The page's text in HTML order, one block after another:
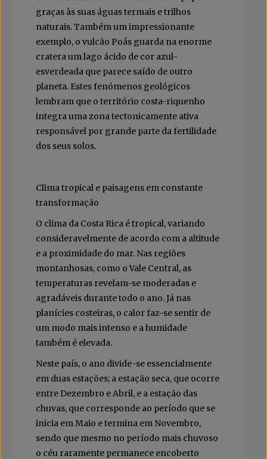
graças às suas águas termais e trilhos
naturais. Também um impressionante
exemplo, o vulcão Poás guarda na enorme
cratera um lago ácido de cor azul-
esverdeada que parece saído de outro
planeta. Estes fenómenos geológicos
lembram que o território costa-riquenho
integra uma zona tectonicamente ativa
responsável por grande parte da fertilidade
dos seus solos.
Clima tropical e paisagens em constante
transformação
O clima da Costa Rica é tropical, variando
consideravelmente de acordo com a altitude
e a proximidade do mar. Nas regiões
montanhosas, como o Vale Central, as
temperaturas revelam-se moderadas e
agradáveis durante todo o ano. Já nas
planícies costeiras, o calor faz-se sentir de
um modo mais intenso e a humidade
também é elevada.
Neste país, o ano divide-se essencialmente
em duas estações; a estação seca, que ocorre
entre Dezembro e Abril, e a estação das
chuvas, que corresponde ao período que se
inicia em Maio e termina em Novembro,
sendo que mesmo no período mais chuvoso
o céu raramente permanece encoberto